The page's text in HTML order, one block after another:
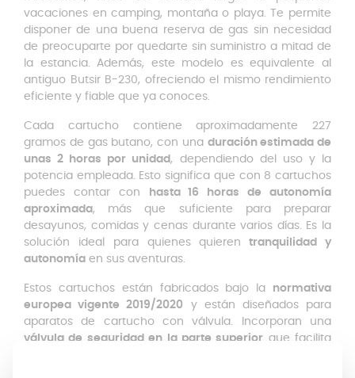
vacaciones en camping, montaña o playa. Te permite
disponer de una buena reserva de gas sin necesidad
de preocuparte por quedarte sin suministro a mitad de
la estancia. Además, este modelo es equivalente al
antiguo Butsir B-230, ofreciendo el mismo rendimiento
eficiente y fiable que ya conoces.
Cada cartucho contiene aproximadamente 227
gramos de gas butano, con una duración estimada de
unas 2 horas por unidad, dependiendo del uso y la
potencia empleada. Esto significa que con 8 cartuchos
puedes contar con
hasta 16 horas de autonomía
aproximada, más que suficiente para preparar
desayunos, comidas y cenas durante varios días. Es la
solución ideal para quienes quieren tranquilidad y
autonomía en sus aventuras.
Estos cartuchos están fabricados bajo la normativa
europea vigente 2019/2020 y están diseñados para
aparatos de cartucho con válvula. Incorporan una
válvula de seguridad en la parte superior que facilita